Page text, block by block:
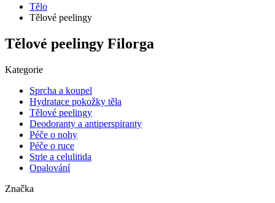
Tělo
Tělové peelingy
Tělové peelingy Filorga
Kategorie
Sprcha a koupel
Hydratace pokožky těla
Tělové peelingy
Deodoranty a antiperspiranty
Péče o nohy
Péče o ruce
Strie a celulitida
Opalování
Značka